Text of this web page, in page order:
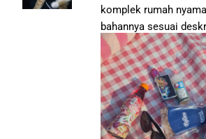
komplek rumah
bahannya sesuai